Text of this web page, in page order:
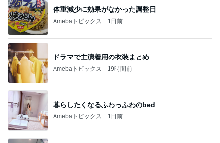
体重減少に効果がなかった調整日
Amebaトピックス 1日前
ドラマで主演着用の衣装まとめ
Amebaトピックス 19時間前
暮らしたくなるふわっふわのbed
Amebaトピックス 1日前